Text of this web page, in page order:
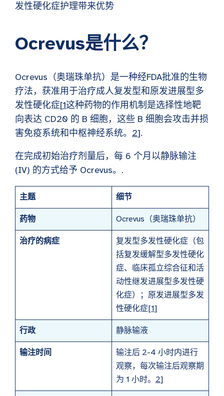
发性硬化症护理带来优势
Ocrevus是什么？
Ocrevus（奥瑞珠单抗）是一种经FDA批准的生物
疗法，获准用于治疗成人复发型和原发进展型多
发性硬化症[1这种药物的作用机制是选择性地靶
向表达 CD20 的 B 细胞，这些 B 细胞会攻击并损
害免疫系统和中枢神经系统。 2].
在完成初始治疗剂量后，每 6 个月以静脉输注
(IV) 的方式给予 Ocrevus。.
主题 细节
药物 Ocrevus（奥瑞珠单抗）
治疗的病症
复发型多发性硬化症（包
括复发缓解型多发性硬化
症、临床孤立综合征和活
动性继发进展型多发性硬
化症）；原发进展型多发
性硬化症[1]
行政 静脉输液
输注时间
输注后 2-4 小时内进行
观察，每次输注后观察期
为 1 小时。 2]